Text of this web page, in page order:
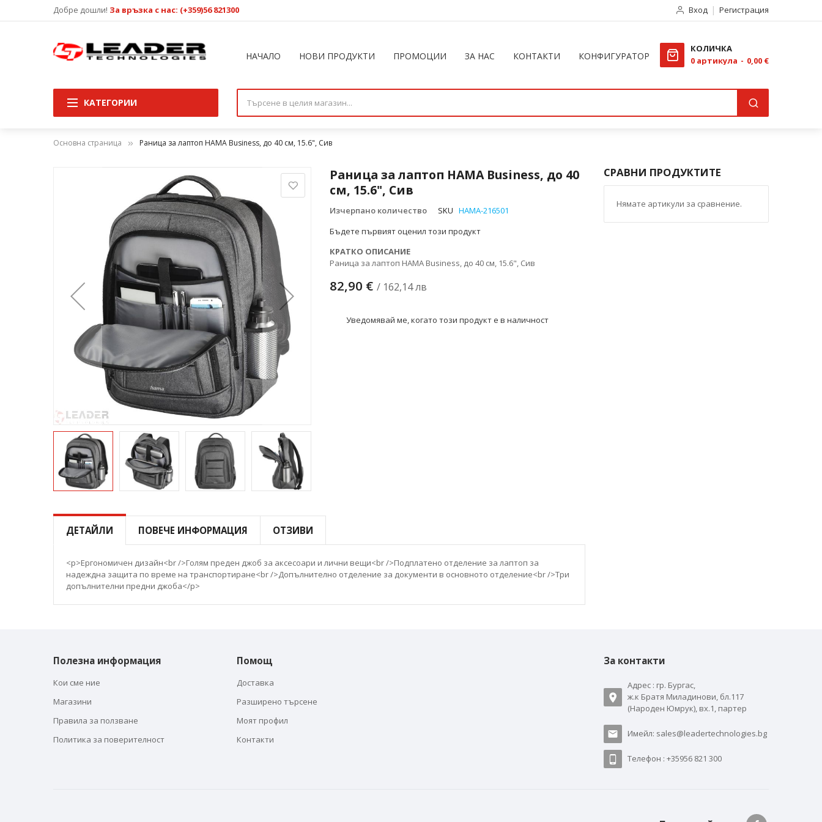
Добре дошли! За връзка с нас: (+359)56 821300 Вход Регистрация
НАЧАЛО НОВИ ПРОДУКТИ ПРОМОЦИИ ЗА НАС КОНТАКТИ КОНФИГУРАТОР
КОЛИЧКА
0 артикула 0,00 €
КАТЕГОРИИ
Основна страница Раница за лаптоп HAMA Business, до 40 см, 15.6", Сив
Раница за лаптоп HAMA Business, до 40
см, 15.6", Сив
Изчерпано количество SKU HAMA-216501
Бъдете първият оценил този продукт
КРАТКО ОПИСАНИЕ
Раница за лаптоп HAMA Business, до 40 см, 15.6", Сив
82,90 € / 162,14 лв
Уведомявай ме, когато този продукт е в наличност
изображенията
към
началото
снимки
ДЕТАЙЛИ ПОВЕЧЕ ИНФОРМАЦИЯ ОТЗИВИ
<p>Ергономичен дизайн<br />Голям преден джоб за аксесоари и лични вещи<br />Подплатено отделение за лаптоп за
надеждна защита по време на транспортиране<br />Допълнително отделение за документи в основното отделение<br />Три
допълнителни предни джоба</p>
СРАВНИ ПРОДУКТИТЕ
Нямате артикули за сравнение.
Полезна информация
Кои сме ние
Магазини
Правила за ползване
Политика за поверителност
Помощ
Доставка
Разширено търсене
Моят профил
Контакти
За контакти
Адрес : гр. Бургас,
ж.к Братя Миладинови, бл.117
(Народен Юмрук), вх.1, партер
Имейл: sales@leadertechnologies.bg
Телефон : +35956 821 300